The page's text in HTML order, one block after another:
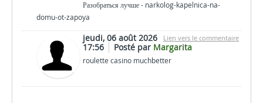
Разобраться лучше - narkolog-kapelnica-na-
domu-ot-zapoya
Lien vers le commentaire
jeudi, 06 août 2026
17:56
Posté par Margarita
roulette casino muchbetter